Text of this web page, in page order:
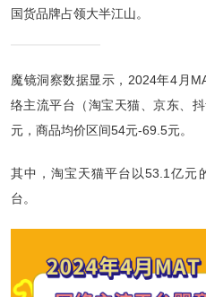
国货品牌占领大半江山。
魔镜洞察数据显示，2024年4月
络主流平台（淘宝天猫、京东、
元，商品均价区间54元-69.5元。
其中，淘宝天猫平台以53.1亿元
台。